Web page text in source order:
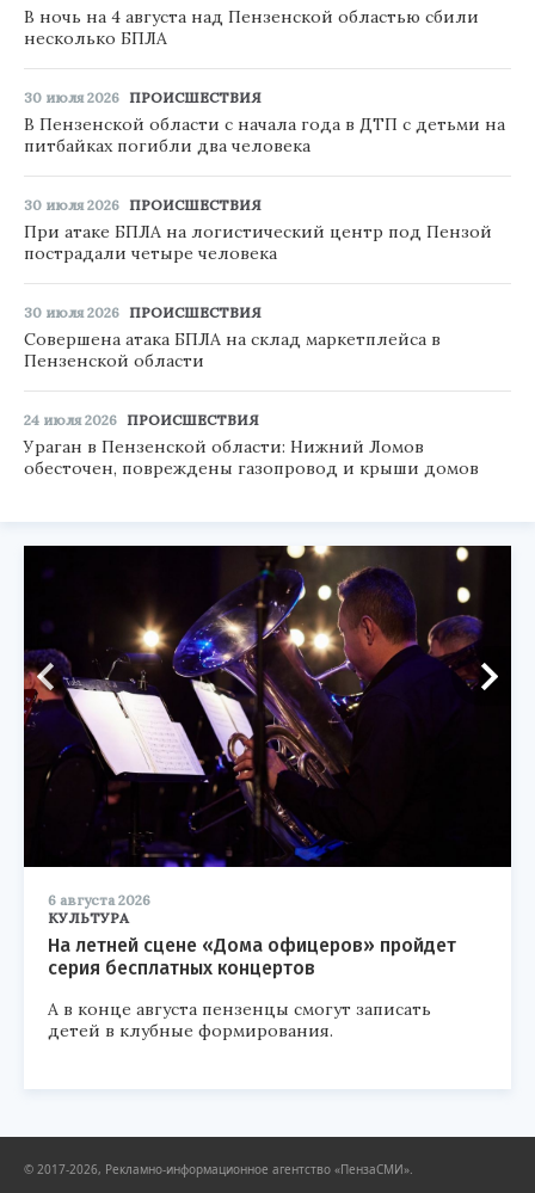
В ночь на 4 августа над Пензенской областью сбили
несколько БПЛА
30 июля 2026 ПРОИСШЕСТВИЯ
В Пензенской области с начала года в ДТП с детьми на
питбайках погибли два человека
30 июля 2026 ПРОИСШЕСТВИЯ
При атаке БПЛА на логистический центр под Пензой
пострадали четыре человека
30 июля 2026 ПРОИСШЕСТВИЯ
Совершена атака БПЛА на склад маркетплейса в
Пензенской области
24 июля 2026 ПРОИСШЕСТВИЯ
Ураган в Пензенской области: Нижний Ломов
обесточен, повреждены газопровод и крыши домов
6 августа 2026
КУЛЬТУРА
На летней сцене «Дома офицеров» пройдет
серия бесплатных концертов
А в конце августа пензенцы смогут записать
детей в клубные формирования.
© 2017-2026, Рекламно-информационное агентство «ПензаСМИ».